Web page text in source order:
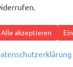
Schiebedach(170)
Alle akzeptieren